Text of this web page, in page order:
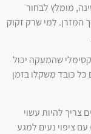
מומלץ לבחור
למי שרק זקוק
שהמעקה יכול
כובד משקלו בזמן
צריך להיות עשוי
ציפוי נעים למגע